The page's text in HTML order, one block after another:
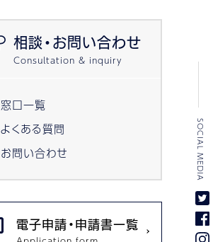
相談・お問い合わせ
窓口一覧
よくある質問
お問い合わせ
電子申請・申請書一覧
SOCIAL MEDIA